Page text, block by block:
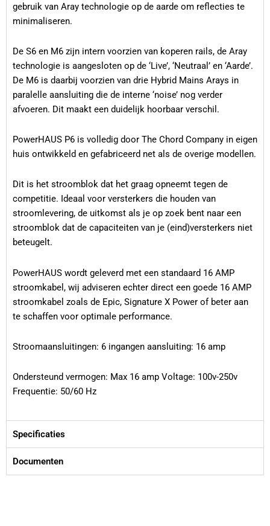
gebruik van Aray technologie op de aarde om reflecties te
minimaliseren.
De S6 en M6 zijn intern voorzien van koperen rails, de Aray
technologie is aangesloten op de ‘Live’, ‘Neutraal’ en ‘Aarde’.
De M6 is daarbij voorzien van drie Hybrid Mains Arays in
paralelle aansluiting die de interne ‘noise’ nog verder
afvoeren. Dit maakt een duidelijk hoorbaar verschil.
PowerHAUS P6 is volledig door The Chord Company in eigen
huis ontwikkeld en gefabriceerd net als de overige modellen.
Dit is het stroomblok dat het graag opneemt tegen de
competitie. Ideaal voor versterkers die houden van
stroomlevering, de uitkomst als je op zoek bent naar een
stroomblok dat de capaciteiten van je (eind)versterkers niet
beteugelt.
PowerHAUS wordt geleverd met een standaard 16 AMP
stroomkabel, wij adviseren echter direct een goede 16 AMP
stroomkabel zoals de Epic, Signature X Power of beter aan
te schaffen voor optimale performance.
Stroomaansluitingen: 6 ingangen aansluiting: 16 amp
Ondersteund vermogen: Max 16 amp Voltage: 100v-250v
Frequentie: 50/60 Hz
Specificaties
Documenten